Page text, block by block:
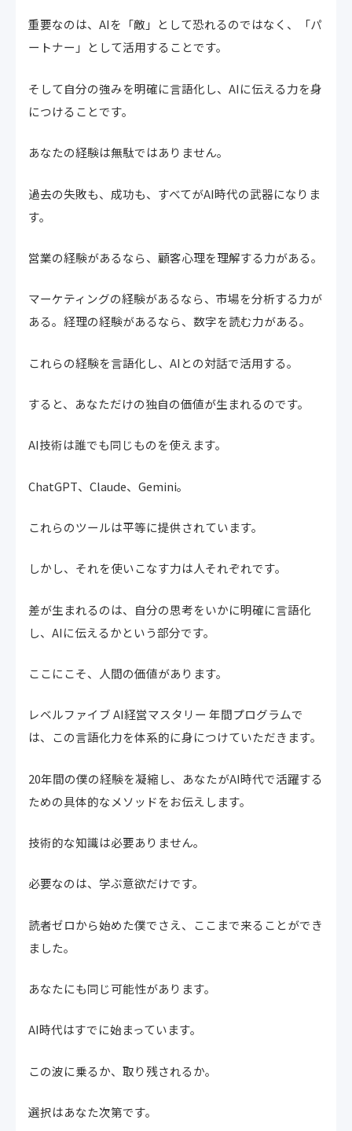
重要なのは、AIを「敵」として恐れるのではなく、「パ
ートナー」として活用することです。
そして自分の強みを明確に言語化し、AIに伝える力を身
につけることです。
あなたの経験は無駄ではありません。
過去の失敗も、成功も、すべてがAI時代の武器になりま
す。
営業の経験があるなら、顧客心理を理解する力がある。
マーケティングの経験があるなら、市場を分析する力が
ある。経理の経験があるなら、数字を読む力がある。
これらの経験を言語化し、AIとの対話で活用する。
すると、あなただけの独自の価値が生まれるのです。
AI技術は誰でも同じものを使えます。
ChatGPT、Claude、Gemini。
これらのツールは平等に提供されています。
しかし、それを使いこなす力は人それぞれです。
差が生まれるのは、自分の思考をいかに明確に言語化
し、AIに伝えるかという部分です。
ここにこそ、人間の価値があります。
レベルファイブ AI経営マスタリー 年間プログラムで
は、この言語化力を体系的に身につけていただきます。
20年間の僕の経験を凝縮し、あなたがAI時代で活躍する
ための具体的なメソッドをお伝えします。
技術的な知識は必要ありません。
必要なのは、学ぶ意欲だけです。
読者ゼロから始めた僕でさえ、ここまで来ることができ
ました。
あなたにも同じ可能性があります。
AI時代はすでに始まっています。
この波に乗るか、取り残されるか。
選択はあなた次第です。